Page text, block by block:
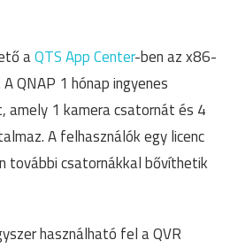
aQTS App Center-ben az x86-
QNAP 1 hónap ingyenes
1 kamera csatornát és 4
A felhasználók egy licenc
további csatornákkal bővíthetik
használható fel a QVR